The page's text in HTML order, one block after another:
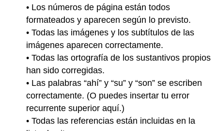
• Los números de página están todos
formateados y aparecen según lo previsto.
• Todas las imágenes y los subtítulos de las
imágenes aparecen correctamente.
• Todas las ortografía de los sustantivos propios
han sido corregidas.
• Las palabras “ahí” y “su” y “son” se escriben
correctamente. (O puedes insertar tu error
recurrente superior aquí.)
• Todas las referencias están incluidas en la